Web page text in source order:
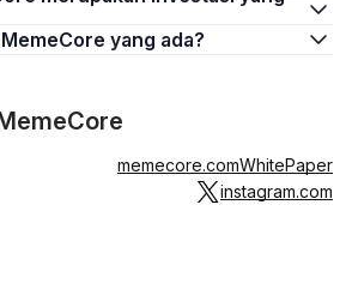
MemeCore yang ada?
memecore.comWhitePaper
instagram.com